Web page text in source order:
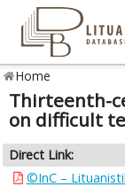
Home
Thirteenth-
on difficult
Direct Link:
©InC –